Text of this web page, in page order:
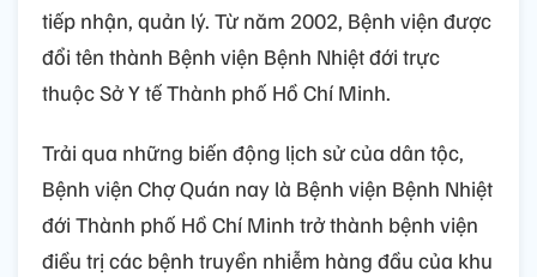
tiếp nhận, quản lý. Từ năm 2002, Bệnh viện được
đổi tên thành Bệnh viện Bệnh Nhiệt đới trực
thuộc Sở Y tế Thành phố Hồ Chí Minh.
Trải qua những biến động lịch sử của dân tộc,
Bệnh viện Chợ Quán nay là Bệnh viện Bệnh Nhiệt
đới Thành phố Hồ Chí Minh trở thành bệnh viện
điều trị các bệnh truyền nhiễm hàng đầu của khu